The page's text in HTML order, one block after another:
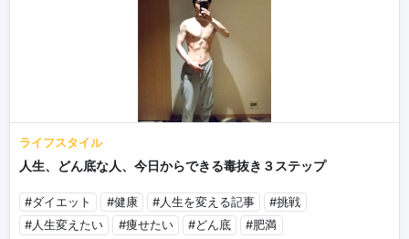
ライフスタイル
人生、どん底な人、今日からできる毒抜き３ステップ
#ダイエット #健康 #人生を変える記事
#挑戦
#人生変えたい
#痩せたい #どん底
#肥満